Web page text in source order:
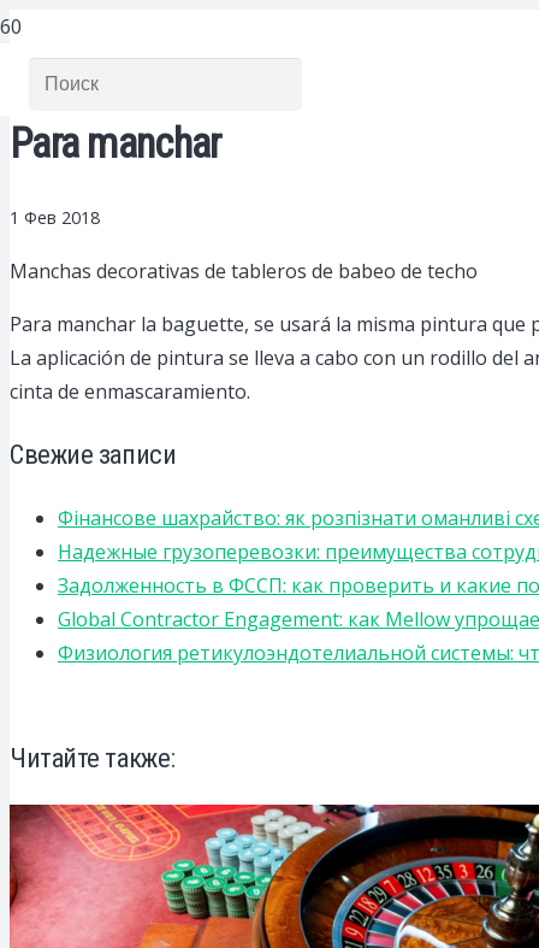
Para manchar
1 Фев 2018
Manchas decorativas de tableros de babeo de techo
Para manchar la baguette, se usará la misma pintura
La aplicación de pintura se lleva a cabo con un rodillo
cinta de enmascaramiento.
Свежие записи
Фінансове шахрайство: як розпізнати оманливі
Надежные грузоперевозки: преимущества
Задолженность в ФССП: как проверить и какие
Global Contractor Engagement: как Mellow
Физиология ретикулоэндотелиальной системы:
Читайте также: